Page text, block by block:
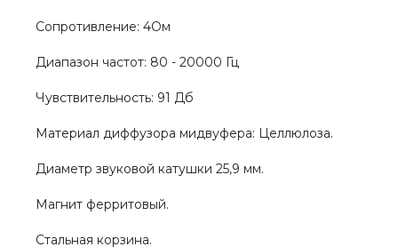
Сопротивление: 4Ом
Диапазон частот: 80 - 20000 Гц
Чувствительность: 91 Дб
Материал диффузора мидвуфера: Целлюлоза.
Диаметр звуковой катушки 25,9 мм.
Магнит ферритовый.
Стальная корзина.